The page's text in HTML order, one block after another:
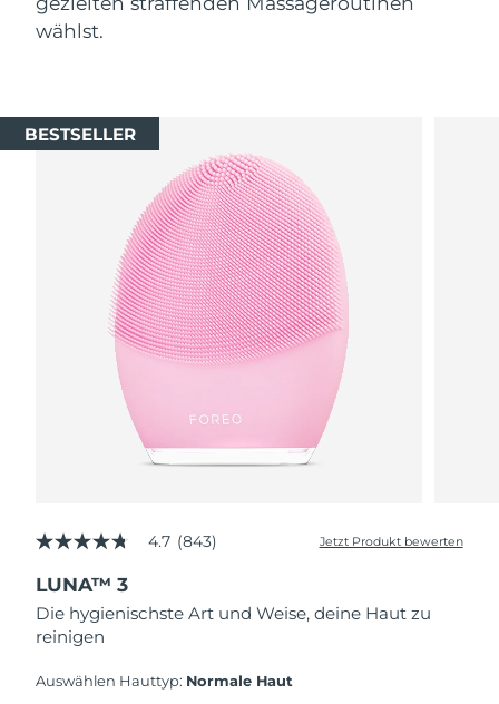
wählst.
BESTSELLER
4.7
5
Sternen,
Durchschnittswert
der
Read
843
4.7 (843) Jetzt Produkt bewerten
LUNA™ 3
Die hygienischste Art und Weise, deine Haut zu
reinigen
Auswählen Hauttyp: Normale Haut